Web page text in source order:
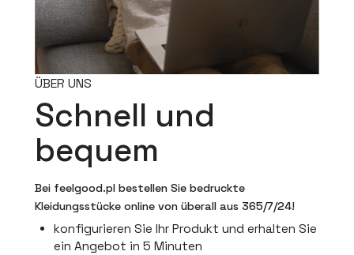
ÜBER UNS
Schnell und
bequem
Bei feelgood.pl bestellen Sie bedruckte
Kleidungsstücke online von überall aus 365/7/24!
konfigurieren Sie Ihr Produkt und erhalten Sie
ein Angebot in 5 Minuten